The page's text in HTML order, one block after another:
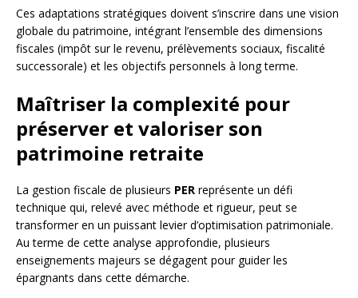
Ces adaptations stratégiques doivent s’inscrire dans une vision
globale du patrimoine, intégrant l’ensemble des dimensions
fiscales (impôt sur le revenu, prélèvements sociaux, fiscalité
successorale) et les objectifs personnels à long terme.
Maîtriser la complexité pour
préserver et valoriser son
patrimoine retraite
La gestion fiscale de plusieurs PER représente un défi
technique qui, relevé avec méthode et rigueur, peut se
transformer en un puissant levier d’optimisation patrimoniale.
Au terme de cette analyse approfondie, plusieurs
enseignements majeurs se dégagent pour guider les
épargnants dans cette démarche.